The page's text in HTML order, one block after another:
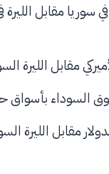
في سوريا مقابل
السورية بأسواق دمشق نحو
حلب نحو 14750 ليرة للشراء،